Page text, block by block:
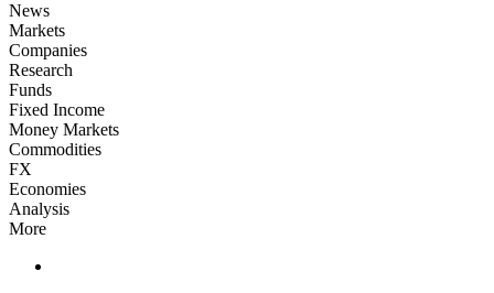
News
Markets
Companies
Research
Funds
Fixed Income
Money Markets
Commodities
FX
Economies
Analysis
More